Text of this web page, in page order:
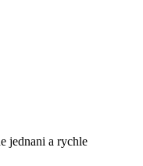
jednani a rychle